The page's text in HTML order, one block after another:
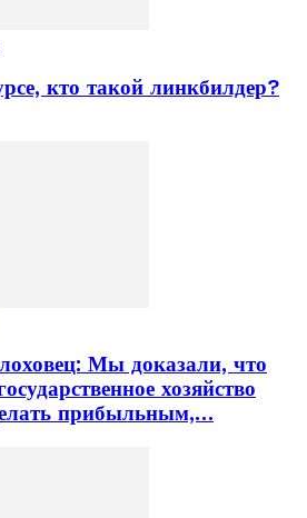
кто такой линкбилдер?
Мы доказали, что
хозяйство
прибыльным,…